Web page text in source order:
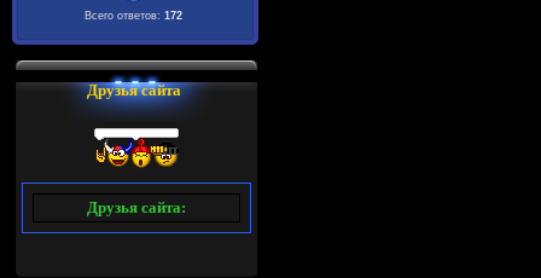
Всего ответов: 172
Друзья сайта
Друзья сайта: